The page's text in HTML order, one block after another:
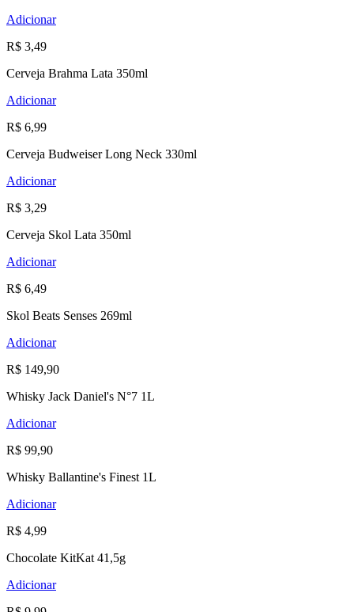
Adicionar
R$ 3,49
Cerveja Brahma Lata 350ml
Adicionar
R$ 6,99
Cerveja Budweiser Long Neck 330ml
Adicionar
R$ 3,29
Cerveja Skol Lata 350ml
Adicionar
R$ 6,49
Skol Beats Senses 269ml
Adicionar
R$ 149,90
Whisky Jack Daniel's N°7 1L
Adicionar
R$ 99,90
Whisky Ballantine's Finest 1L
Adicionar
R$ 4,99
Chocolate KitKat 41,5g
Adicionar